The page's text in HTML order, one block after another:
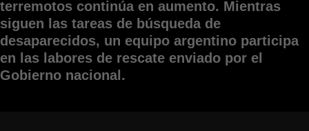
terremotos continúa en aumento. Mientras
siguen las tareas de búsqueda de
desaparecidos, un equipo argentino participa
en las labores de rescate enviado por el
Gobierno nacional.